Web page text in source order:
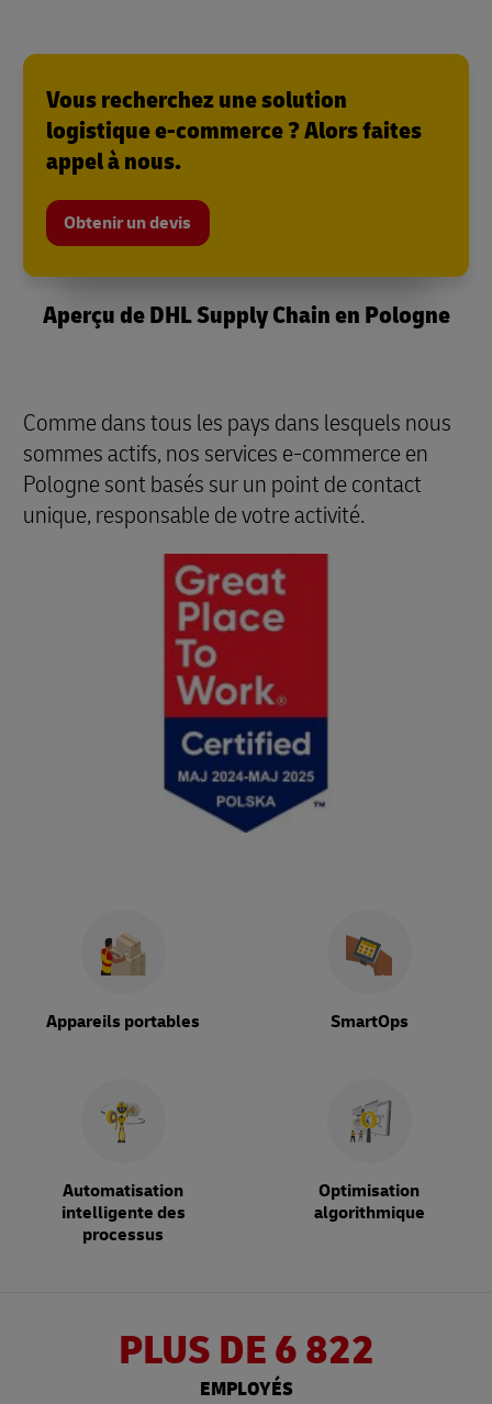
Vous recherchez une solution
logistique e-commerce ? Alors faites
appel à nous.
Obtenir un devis
Aperçu de DHL Supply Chain en Pologne
Comme dans tous les pays dans lesquels nous
sommes actifs, nos services e-commerce en
Pologne sont basés sur un point de contact
unique, responsable de votre activité.
Appareils portables SmartOps
Automatisation
intelligente des
processus
Optimisation
algorithmique
PLUS DE 6 822
EMPLOYÉS